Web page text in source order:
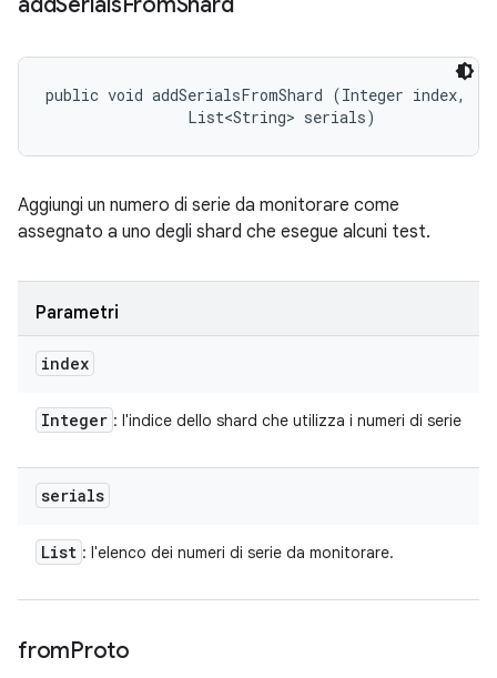
public void addSerialsFromShard (Integer index,
                List<String> serials)
Aggiungi un numero di serie da monitorare come
assegnato a uno degli shard che esegue alcuni test.
Parametri
index
Integer : l'indice dello shard che utilizza i numeri di serie
serials
List : l'elenco dei numeri di serie da monitorare.
fromProto